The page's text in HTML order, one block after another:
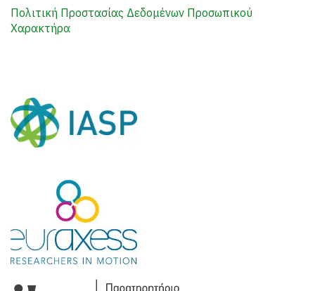
Πολιτική Προστασίας Δεδομένων Προσωπικού
Χαρακτήρα